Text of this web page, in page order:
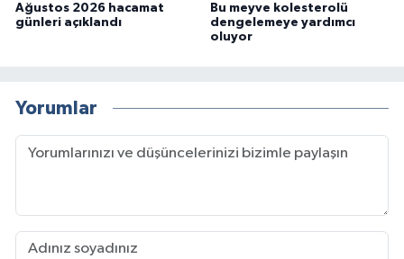
Ağustos 2026 hacamat
günleri açıklandı
Bu meyve kolesterolü
dengelemeye yardımcı
oluyor
Yorumlar